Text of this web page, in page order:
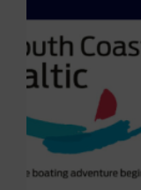
Venedig